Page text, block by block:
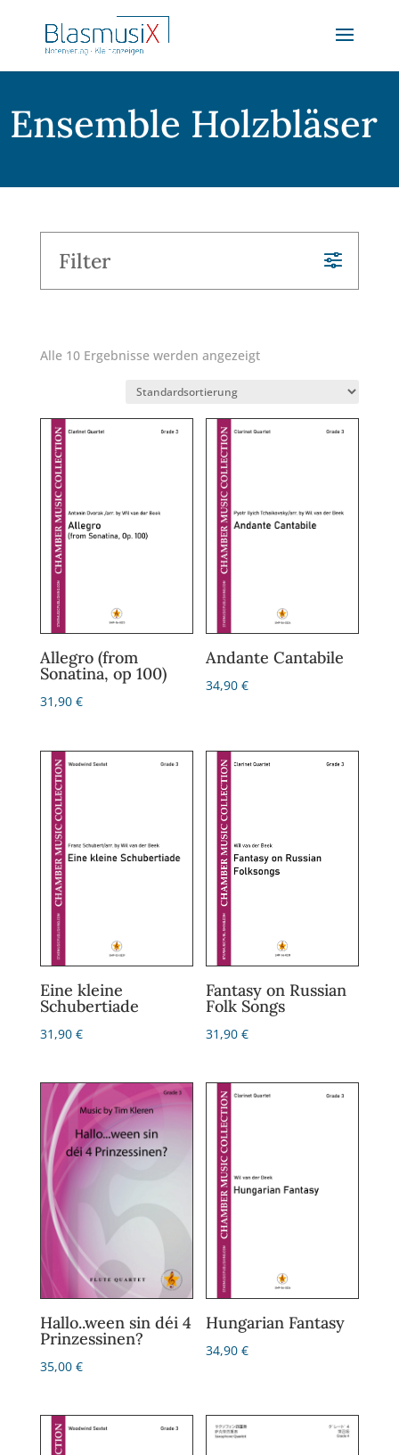
Ensemble Holzbläser
Filter
Alle 10 Ergebnisse werden angezeigt
Allegro (from
Sonatina, op 100)
31,90 €
Andante Cantabile
34,90€
Eine kleine
Schubertiade
31,90 €
Fantasy on Russian
Folk Songs
31,90€
Hallo..ween sin déi 4
Prinzessinen?
35,00 €
Hungarian Fantasy
34,90€